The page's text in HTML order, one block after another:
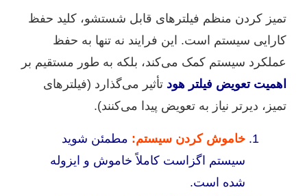
تمیز کردن منظم فیلترهای قابل شستشو، کلید حفظ
کارایی سیستم است. این فرایند نه تنها به حفظ
عملکرد سیستم کمک می‌کند، بلکه به طور مستقیم بر
اهمیت تعویض فیلتر هود تأثیر می‌گذارد (فیلترهای
تمیز، دیرتر نیاز به تعویض پیدا می‌کنند).
خاموش کردن سیستم: مطمئن شوید
سیستم اگزاست کاملاً خاموش و ایزوله
شده است.